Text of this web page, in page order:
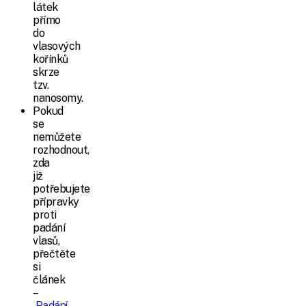
látek
přímo
do
vlasových
kořínků
skrze
tzv.
nanosomy.
Pokud
se
nemůžete
rozhodnout,
zda
již
potřebujete
přípravky
proti
padání
vlasů,
přečtěte
si
článek
–